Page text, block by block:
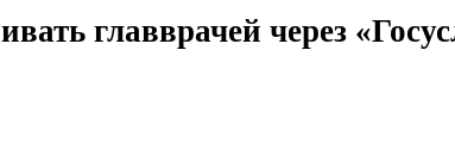
главврачей через